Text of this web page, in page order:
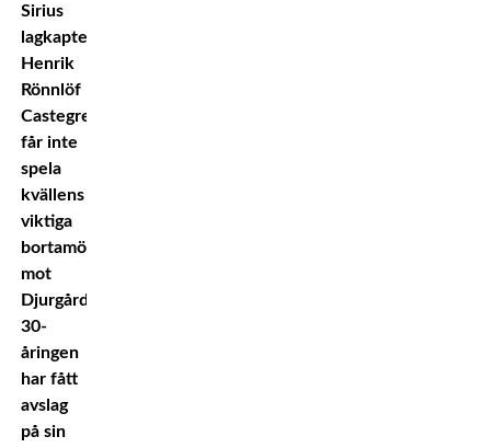
Sirius
lagkapten
Henrik
Rönnlöf
Castegren
får inte
spela
kvällens
viktiga
bortamöte
mot
Djurgården.
30-
åringen
har fått
avslag
på sin